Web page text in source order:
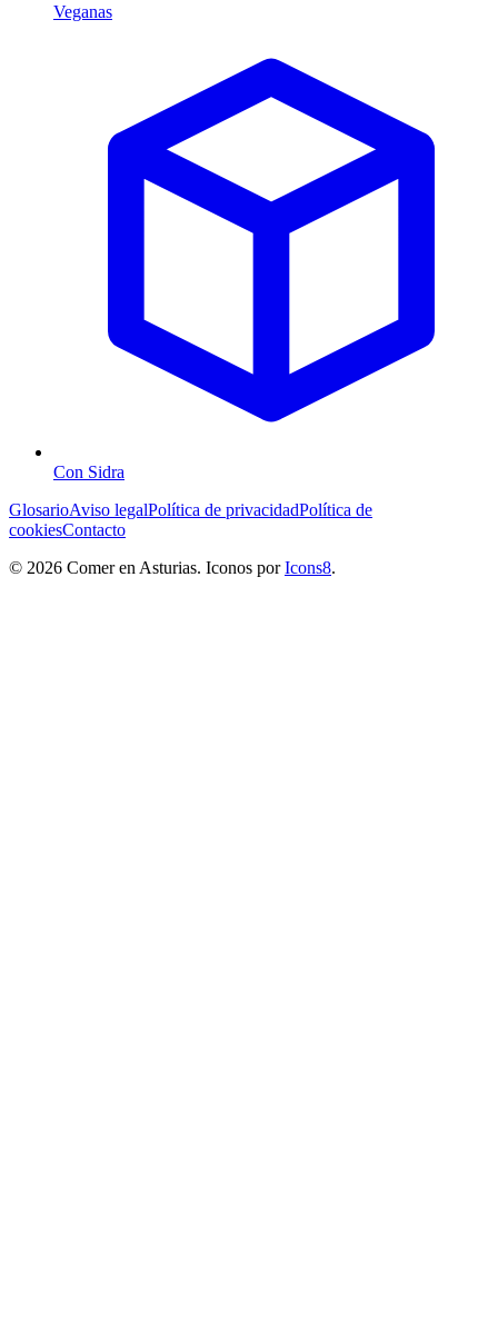
Veganas
Con Sidra
GlosarioAviso legalPolítica de privacidadPolítica de
cookiesContacto
© 2026 Comer en Asturias. Iconos porIcons8.